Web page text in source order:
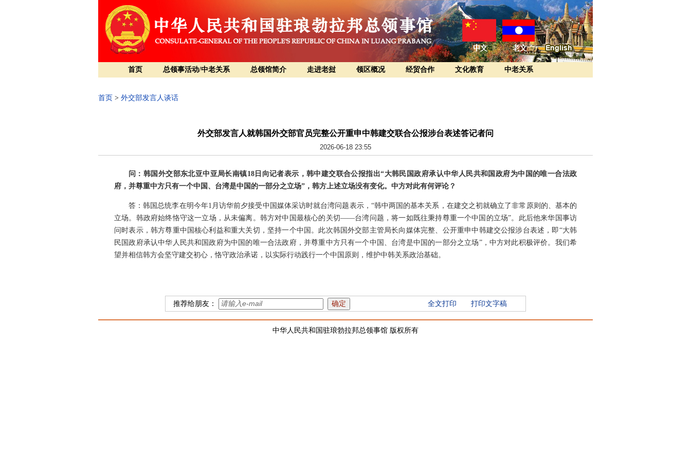
首页 总领事活动/中老关系 总领馆简介 走进老挝 领区概况 经贸合作 文化教育 中老关系
首页 > 外交部发言人谈话
外交部发言人就韩国外交部官员完整公开重申中韩建交联合公报涉台表述答记者问
2026-06-18 23:55
问：韩国外交部东北亚中亚局长南镇18日向记者表示，韩中建交联合公报指出“大韩民国政府承认中华人民共和国政府为中国的唯一合法政
府，并尊重中方只有一个中国、台湾是中国的一部分之立场”，韩方上述立场没有变化。中方对此有何评论？
答：韩国总统李在明今年1月访华前夕接受中国媒体采访时就台湾问题表示，“韩中两国的基本关系，在建交之初就确立了非常原则的、基本的
立场。韩政府始终恪守这一立场，从未偏离。韩方对中国最核心的关切——台湾问题，将一如既往秉持尊重一个中国的立场”。此后他来华国事访
问时表示，韩方尊重中国核心利益和重大关切，坚持一个中国。此次韩国外交部主管局长向媒体完整、公开重申中韩建交公报涉台表述，即“大韩
民国政府承认中华人民共和国政府为中国的唯一合法政府，并尊重中方只有一个中国、台湾是中国的一部分之立场”，中方对此积极评价。我们希
望并相信韩方会坚守建交初心，恪守政治承诺，以实际行动践行一个中国原则，维护中韩关系政治基础。
推荐给朋友： 全文打印 打印文字稿
中华人民共和国驻琅勃拉邦总领事馆 版权所有